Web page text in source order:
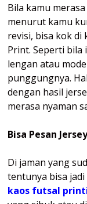
Bila kamu
menurut kamu
revisi, bisa kok di
Print. Seperti bila
lengan atau
punggungnya.
dengan hasil
merasa nyaman
Bisa Pesan
Di jaman yang
tentunya bisa
kaos futsal